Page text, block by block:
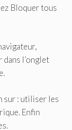
Bloquer tous
l’onglet
sur : utiliser les
Enfin